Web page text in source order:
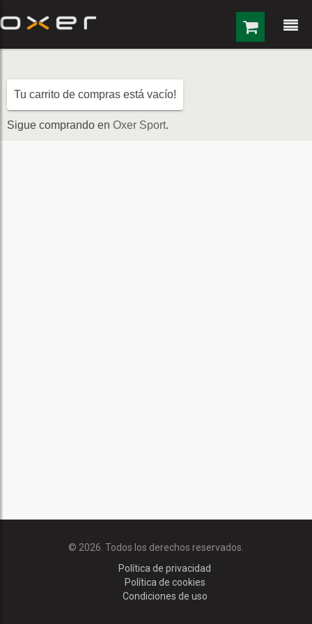
Tu carrito de compras está vacío!
Sigue comprando en Oxer Sport.
© 2026. Todos los derechos reservados.
Política de privacidad
Política de cookies
Condiciones de uso